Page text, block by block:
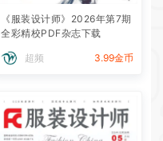
《服装设计师》2026年第7期
全彩精校PDF杂志下载
超频 3.99金币